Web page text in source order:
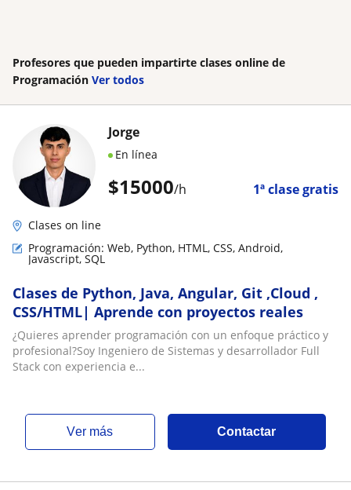
Profesores que pueden impartirte clases online de
Programación Ver todos
$15000/h 1ª clase gratis
Jorge
En línea
Clases on line
Programación: Web, Python, HTML, CSS, Android,
Javascript, SQL
Clases de Python, Java, Angular, Git ,Cloud ,
CSS/HTML| Aprende con proyectos reales
¿Quieres aprender programación con un enfoque práctico y
profesional?Soy Ingeniero de Sistemas y desarrollador Full
Stack con experiencia e...
ver más Contactar